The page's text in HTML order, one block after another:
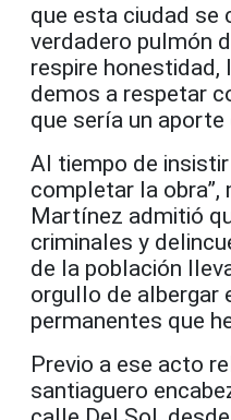
que esta ciudad se
verdadero pulmón
respire honestidad,
demos a respetar
que sería un
Al tiempo de insistir
completar la obra”,
Martínez admitió
criminales y
de la población
orgullo de albergar
permanentes que
Previo a ese acto
santiaguero